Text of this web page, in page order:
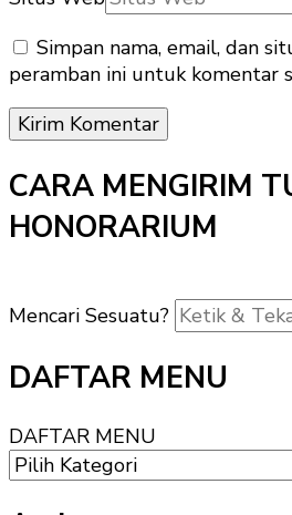
Simpan nama, email, dan
peramban ini untuk komentar
CARA MENGIRIM
HONORARIUM
Mencari Sesuatu?
DAFTAR MENU
DAFTAR MENU